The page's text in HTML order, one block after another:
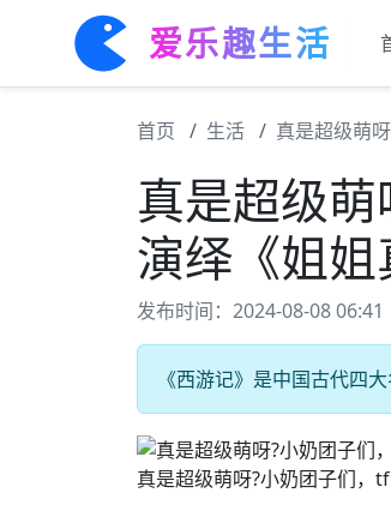
爱乐趣生活
首页 生活 真是超级萌
真是超级
演绎《姐
发布时间：2024-08-08 06:41
《西游记》是中国古代四
真是超级萌呀?小奶团子们，